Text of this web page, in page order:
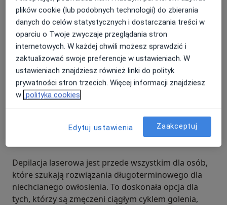
Do Czego Służy Depilacja
Depilacja laserowa jest przede wszystkim dla osób,
które szukają rozwiązania długoterminowego dla
niechcianego owłosienia. To doskonała opcja dla
tych, którzy są zmęczeni ciągłym cyklem golenia,
plików cookie (lub podobnych technologii) do zbierania
danych do celów statystycznych i dostarczania treści w
oparciu o Twoje zwyczaje przeglądania stron
internetowych. W każdej chwili możesz sprawdzić i
zaktualizować swoje preferencje w ustawieniach. W
ustawieniach znajdziesz również linki do polityk
prywatności stron trzecich. Więcej informacji znajdziesz
w polityka cookies
Edytuj ustawienia Zaakceptuj